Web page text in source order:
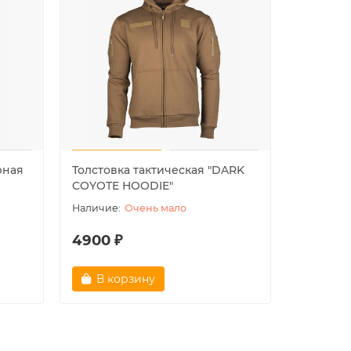
Толстовка тактическая "DARK
COYOTE HOODIE"
Очень мало
4900 ₽
В корзину